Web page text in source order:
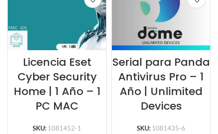
Licencia Eset
Cyber Security
Home | 1 Año – 1
PC MAC
SKU: 1081452-1
Serial para Panda
Antivirus Pro – 1
Año | Unlimited
Devices
SKU: 1081435-6